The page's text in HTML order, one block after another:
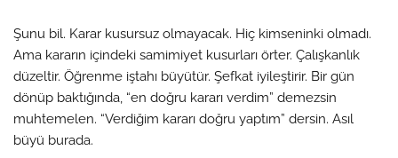
Şunu bil. Karar kusursuz olmayacak. Hiç kimseninki olmadı.
Ama kararın içindeki samimiyet kusurları örter. Çalışkanlık
düzeltir. Öğrenme iştahı büyütür. Şefkat iyileştirir. Bir gün
dönüp baktığında, “en doğru kararı verdim” demezsin
muhtemelen. “Verdiğim kararı doğru yaptım” dersin. Asıl
büyü burada.